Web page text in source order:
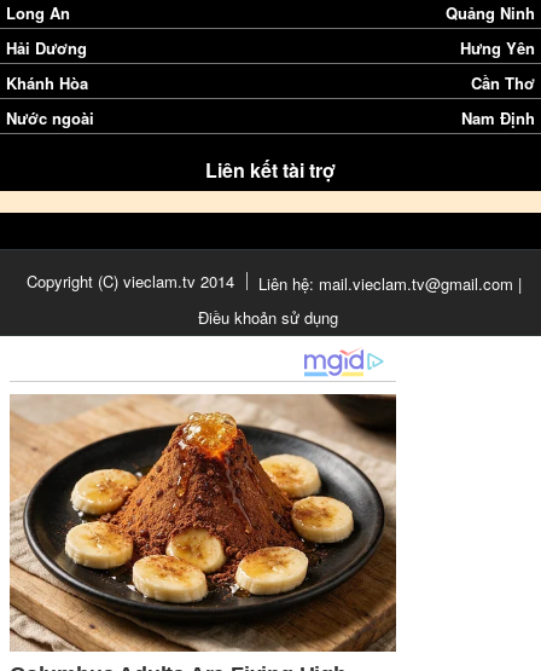
Long An
Quảng Ninh
Hải Dương
Hưng Yên
Khánh Hòa
Cần Thơ
Nước ngoài
Nam Định
Liên kết tài trợ
Copyright (C) vieclam.tv 2014
Liên hệ: mail.vieclam.tv@gmail.com |
Điều khoản sử dụng